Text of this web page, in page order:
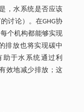
，水系统是否应该
讨论）。在GHG协
个机构都能够实现
排放也将实现碳中
于水系统通过利
效地减少排放；这